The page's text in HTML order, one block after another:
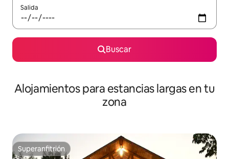
Salida
Buscar
Alojamientos para estancias largas en tu
zona
Superanfitrión
Superanfitrión